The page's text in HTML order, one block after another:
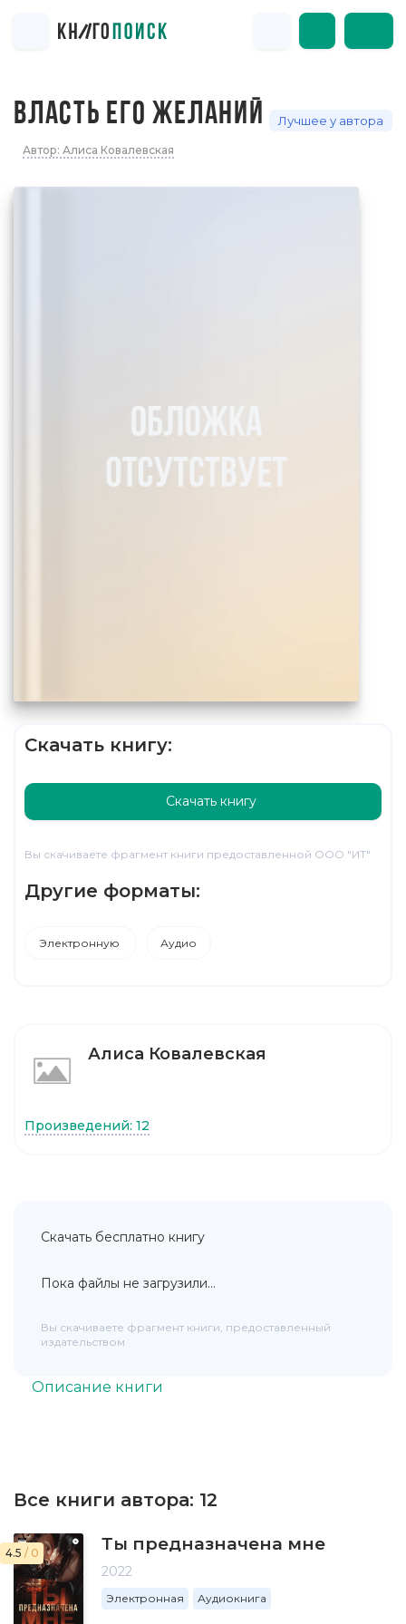
ВЛАСТЬ ЕГО ЖЕЛАНИЙ Лучшее у автора
Автор: Алиса Ковалевская
Скачать книгу:
Скачать книгу
Вы скачиваете фрагмент книги предоставленной ООО "ИТ"
Другие форматы:
Электронную Аудио
Описание книги
Все книги автора: 12
4.5 / 0 Ты предназначена мне
2022
Электронная Аудиокнига
Алиса Ковалевская
Произведений: 12
Скачать бесплатно книгу
Пока файлы не загрузили...
Вы скачиваете фрагмент книги, предоставленный
издательством